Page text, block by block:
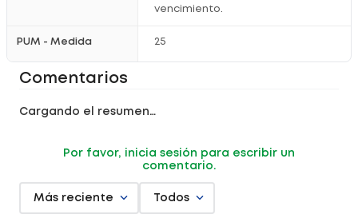
vencimiento.
PUM - Medida 25
Comentarios
Cargando el resumen…
Por favor, inicia sesión para escribir un
comentario.
Más reciente Todos